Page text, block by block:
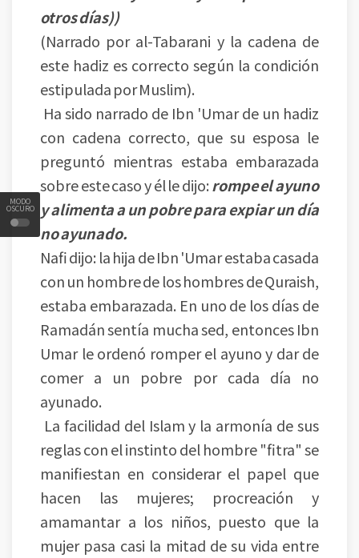
MODO
OSCURO
otros días))
(Narrado por al-Tabarani y la cadena de
este hadiz es correcto según la condición
estipulada por Muslim).
Ha sido narrado de Ibn 'Umar de un hadiz
con cadena correcto, que su esposa le
preguntó mientras estaba embarazada
sobre este caso y él le dijo:rompe el ayuno
y alimenta a un pobre para expiar un día
no ayunado.
Nafi dijo: la hija de Ibn 'Umar estaba casada
con un hombre de los hombres de Quraish,
estaba embarazada. En uno de los días de
Ramadán sentía mucha sed, entonces Ibn
Umar le ordenó romper el ayuno y dar de
comer a un pobre por cada día no
ayunado.
La facilidad del Islam y la armonía de sus
reglas con el instinto del hombre "fitra" se
manifiestan en considerar el papel que
hacen las mujeres; procreación y
amamantar a los niños, puesto que la
mujer pasa casi la mitad de su vida entre